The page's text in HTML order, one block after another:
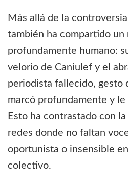
Más allá de la
también ha compartido un
profundamente humano:
velorio de Caniulef y el
periodista fallecido, gesto
marcó profundamente y
Esto ha contrastado con
redes donde no faltan
oportunista o insensible
colectivo.